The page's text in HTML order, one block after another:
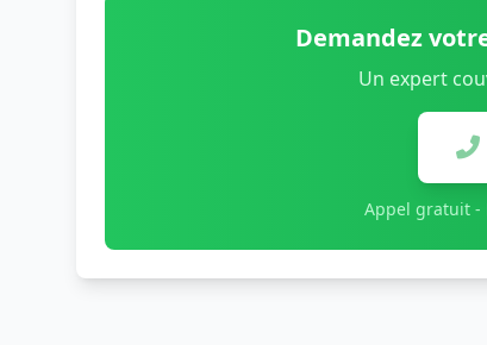
Demandez
Un expert
Appel gratuit -